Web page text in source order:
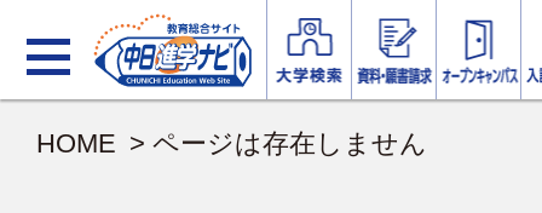
HOME > ページは存在しません